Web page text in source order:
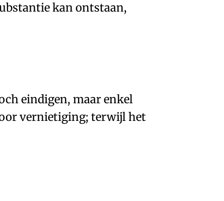
kan ontstaan,
eindigen, maar enkel
vernietiging; terwijl het